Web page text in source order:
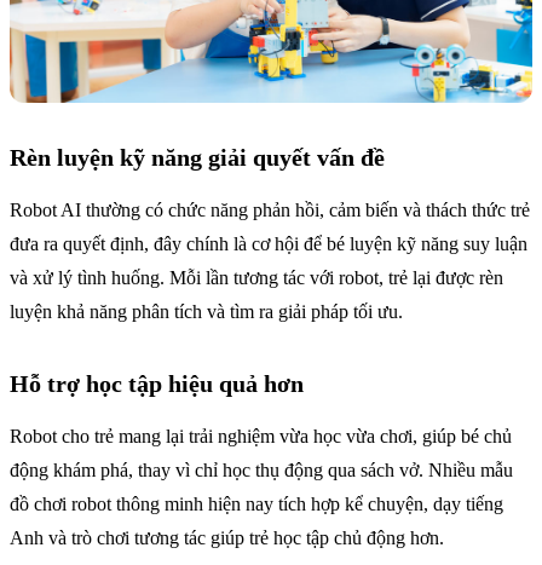
Rèn luyện kỹ năng giải quyết vấn đề
Robot AI thường có chức năng phản hồi, cảm biến và thách thức trẻ
đưa ra quyết định, đây chính là cơ hội để bé luyện kỹ năng suy luận
và xử lý tình huống. Mỗi lần tương tác với robot, trẻ lại được rèn
luyện khả năng phân tích và tìm ra giải pháp tối ưu.
Hỗ trợ học tập hiệu quả hơn
Robot cho trẻ mang lại trải nghiệm vừa học vừa chơi, giúp bé chủ
động khám phá, thay vì chỉ học thụ động qua sách vở. Nhiều mẫu
đồ chơi robot thông minh hiện nay tích hợp kể chuyện, dạy tiếng
Anh và trò chơi tương tác giúp trẻ học tập chủ động hơn.